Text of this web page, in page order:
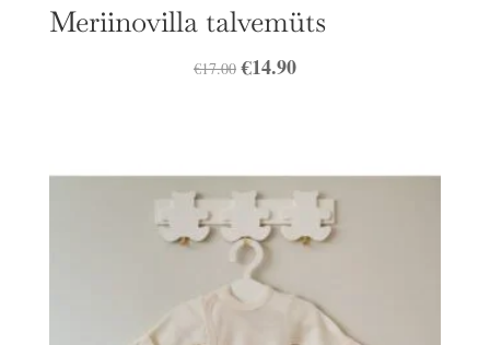
Meriinovilla talvemüts
€17.00 Algne
€14.90Praegune